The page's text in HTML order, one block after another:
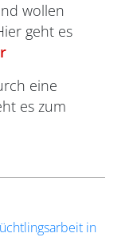
wollen
geht es
eine
es zum
in